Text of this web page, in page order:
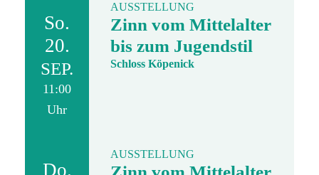
So.
20.
SEP.
11:00
Uhr
AUSSTELLUNG
Zinn vom Mittelalter
bis zum Jugendstil
Schloss Köpenick
Do.
AUSSTELLUNG